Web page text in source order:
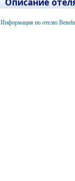
Информация по отелю